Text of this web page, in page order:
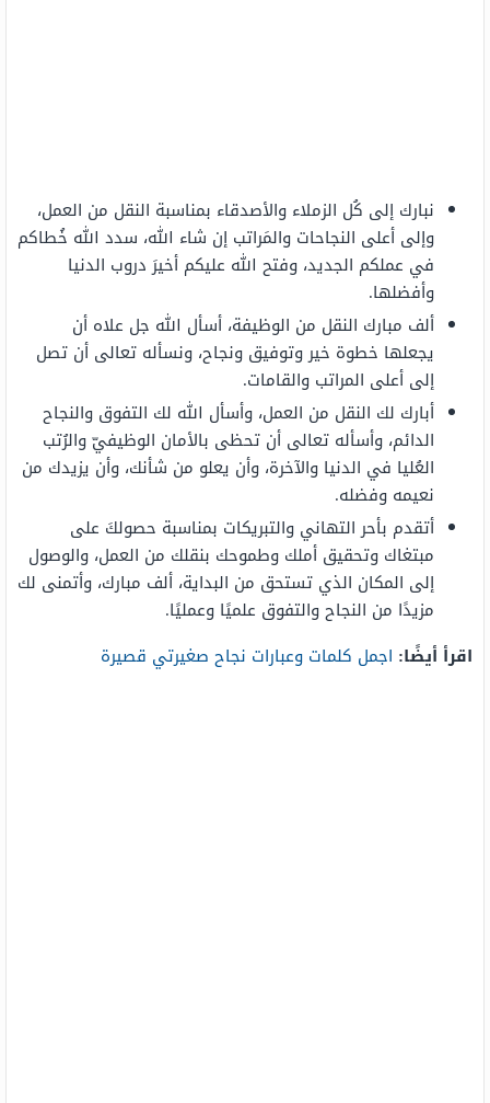
نبارك إلى كُل الزملاء والأصدقاء بمناسبة النقل من العمل،
وإلى أعلى النجاحات والمَراتب إن شاء الله، سدد الله خُطاكم
في عملكم الجديد، وفتح الله عليكم أخيرَ دروب الدنيا
وأفضلها.
ألف مبارك النقل من الوظيفة، أسأل الله جل علاه أن
يجعلها خطوة خير وتوفيق ونجاح، ونسأله تعالى أن تصل
إلى أعلى المراتب والقامات.
أبارك لك النقل من العمل، وأسأل الله لك التفوق والنجاح
الدائم، وأسأله تعالى أن تحظى بالأمان الوظيفيّ والرُتب
العُليا في الدنيا والآخرة، وأن يعلو من شأنك، وأن يزيدك من
نعيمه وفضله.
أتقدم بأحر التهاني والتبريكات بمناسبة حصولكَ على
مبتغاك وتحقيق أملك وطموحك بنقلك من العمل، والوصول
إلى المكان الذي تستحق من البداية، ألف مبارك، وأتمنى لك
مزيدًا من النجاح والتفوق علميًا وعمليًا.
اقرأ أيضًا: اجمل كلمات وعبارات نجاح صغيرتي قصيرة